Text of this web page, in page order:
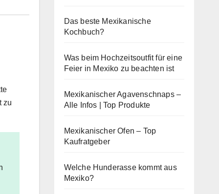
zu
Das beste Mexikanische
Kochbuch?
Was beim Hochzeitsoutfit für eine
Feier in Mexiko zu beachten ist
Mexikanischer Agavenschnaps –
Alle Infos | Top Produkte
Mexikanischer Ofen – Top
Kaufratgeber
Welche Hunderasse kommt aus
Mexiko?